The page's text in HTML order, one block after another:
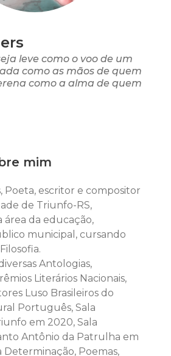
leve como o voo de um
como as mãos de quem
como a alma de quem
mim
Poeta, escritor e compositor
de Triunfo-RS,
área da educação,
municipal, cursando
Antologias,
Literários Nacionais,
Luso Brasileiros do
Português, Sala
em 2020, Sala
Antônio da Patrulha em
Determinação, Poemas,